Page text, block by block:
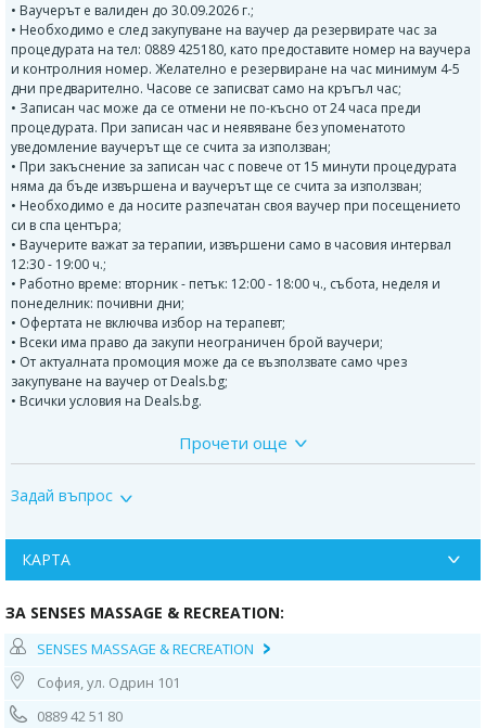
• Ваучерът е валиден до 30.09.2026 г.;
• Необходимо е след закупуване на ваучер да резервирате час за
процедурата на тел: 0889 425180, като предоставите номер на ваучера
и контролния номер. Желателно е резервиране на час минимум 4-5
дни предварително. Часове се записват само на кръгъл час;
• Записан час може да се отмени не по-късно от 24 часа преди
процедурата. При записан час и неявяване без упоменатото
уведомление ваучерът ще се счита за използван;
• При закъснение за записан час с повече от 15 минути процедурата
няма да бъде извършена и ваучерът ще се счита за използван;
• Необходимо е да носите разпечатан своя ваучер при посещението
си в спа центъра;
• Ваучерите важат за терапии, извършени само в часовия интервал
12:30 - 19:00 ч.;
• Работно време: вторник - петък: 12:00 - 18:00 ч., събота, неделя и
понеделник: почивни дни;
• Офертата не включва избор на терапевт;
• Всеки има право да закупи неограничен брой ваучери;
• От актуалната промоция може да се възползвате само чрез
закупуване на ваучер от Deals.bg;
• Всички условия на Deals.bg.
на ваучер от Deals.bg. Неизползван в срок ваучер се счита за
Прочети още
Задай въпрос
КАРТА
ЗА SENSES MASSAGE & RECREATION:
SENSES MASSAGE & RECREATION
София, ул. Одрин 101
0889 42 51 80